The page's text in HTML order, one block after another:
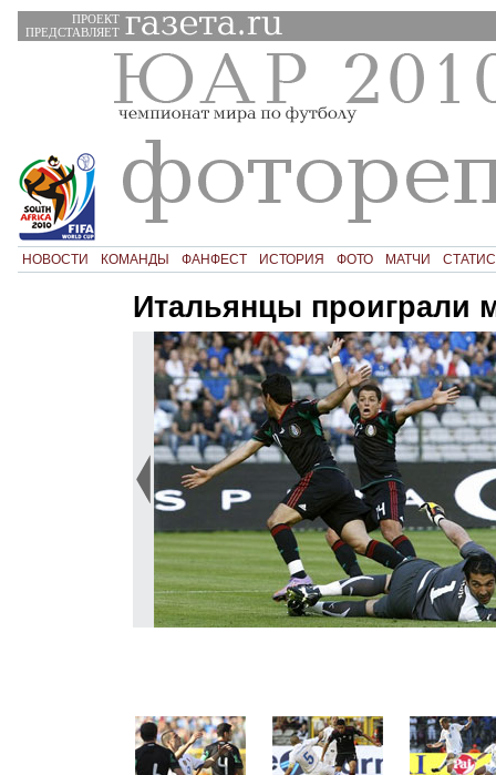
ПРОЕКТ
ПРЕДСТАВЛЯЕТ
НОВОСТИ КОМАНДЫ ФАНФЕСТ ИСТОРИЯ ФОТО МАТЧИ
Итальянцы проиграли